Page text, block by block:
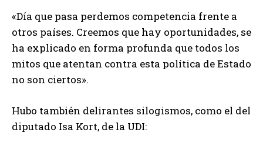
«Día que pasa perdemos competencia frente a
otros países. Creemos que hay oportunidades, se
ha explicado en forma profunda que todos los
mitos que atentan contra esta política de Estado
no son ciertos».
Hubo también delirantes silogismos, como el del
diputado Isa Kort, de la UDI: